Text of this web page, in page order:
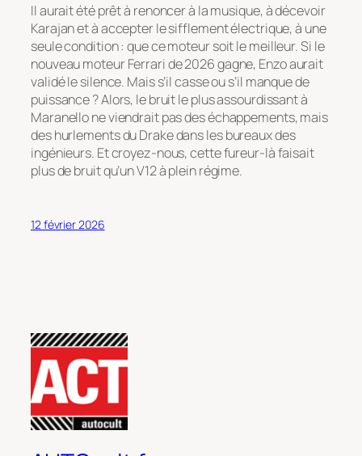
Il aurait été prêt à renoncer à la musique, à décevoir
Karajan et à accepter le sifflement électrique, à une
seule condition : que ce moteur soit le meilleur. Si le
nouveau moteur Ferrari de 2026 gagne, Enzo aurait
validé le silence. Mais s’il casse ou s’il manque de
puissance ? Alors, le bruit le plus assourdissant à
Maranello ne viendrait pas des échappements, mais
des hurlements du Drake dans les bureaux des
ingénieurs. Et croyez-nous, cette fureur-là faisait
plus de bruit qu’un V12 à plein régime.
12 février 2026